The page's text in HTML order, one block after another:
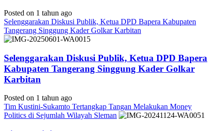
Posted on 1 tahun ago
Selenggarakan Diskusi Publik, Ketua DPD Bapera Kabupaten
Tangerang Singgung Kader Golkar Karbitan
Selenggarakan Diskusi Publik, Ketua DPD Bapera
Kabupaten Tangerang Singgung Kader Golkar
Karbitan
Posted on 1 tahun ago
Tim Kustini-Sukamto Tertangkap Tangan Melakukan Money
Politics di Sejumlah Wilayah Sleman